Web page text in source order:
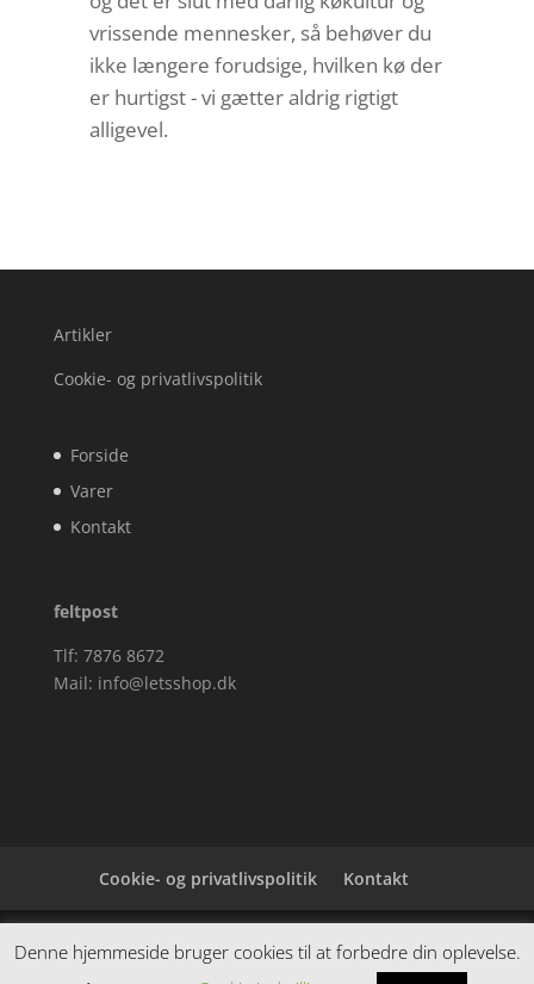
vrissende mennesker, så behøver du
ikke længere forudsige, hvilken kø der
er hurtigst - vi gætter aldrig rigtigt
alligevel.
Artikler
Cookie- og privatlivspolitik
Forside
Varer
Kontakt
feltpost
Tlf: 7876 8672
Mail: info@letsshop.dk
Cookie- og privatlivspolitik Kontakt
Denne hjemmeside samler et bredt udvalg af
spændende varer. Siden er et affiiliatesite, og nogle
Denne hjemmeside bruger cookies til at forbedre din oplevelse.